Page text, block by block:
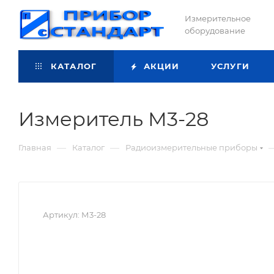
Измерительное
оборудование
КАТАЛОГ АКЦИИ УСЛУГИ
Измеритель М3-28
Главная — Каталог — Радиоизмерительные приборы
Артикул: М3-28